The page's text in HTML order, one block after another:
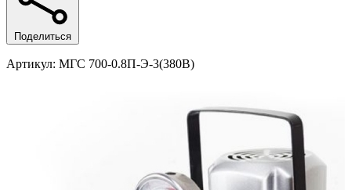
Поделиться
Артикул: МГС 700-0.8П-Э-3(380В)